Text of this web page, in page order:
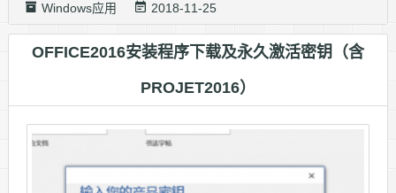
Windows应用 2018-11-25
OFFICE2016安装程序下载及永久激活密钥（含
PROJET2016）